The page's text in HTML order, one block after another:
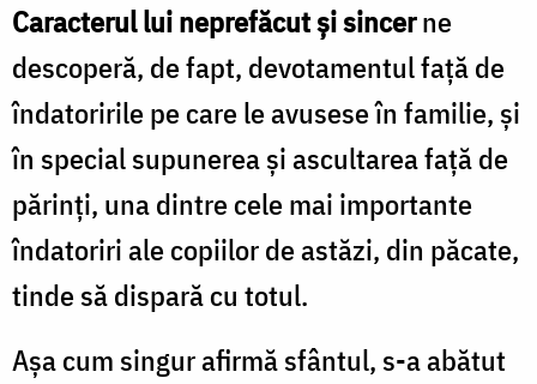
Caracterul lui neprefăcut și sincerne
descoperă, de fapt, devotamentul față de
îndatoririle pe care le avusese în familie, și
în special supunerea și ascultarea față de
părinți, una dintre cele mai importante
îndatoriri ale copiilor de astăzi, din păcate,
tinde să dispară cu totul.
Așa cum singur afirmă sfântul, s-a abătut